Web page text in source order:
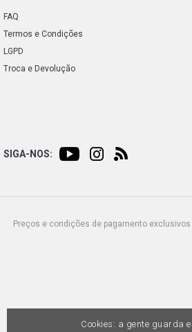
FAQ
Termos e Condições
LGPD
Troca e Devolução
SIGA-NOS:
Preços e condições de pagamento
Cookies: a gente guarda